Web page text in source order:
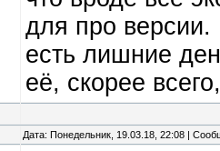
для про
есть лишние
её, скорее
Дата: Понедельник, 19.03.18, 22:08 |